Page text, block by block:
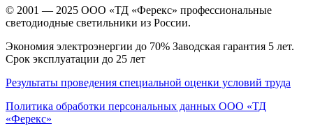
© 2001 — 2025 ООО «ТД «Ферекс» профессиональные
светодиодные светильники из России.
Экономия электроэнергии до 70% Заводская гарантия 5 лет.
Срок эксплуатации до 25 лет
Результаты проведения специальной оценки условий труда
Политика обработки персональных данных ООО «ТД
«Ферекс»